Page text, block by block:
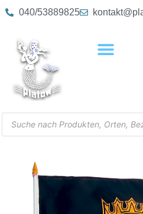
040/53889825